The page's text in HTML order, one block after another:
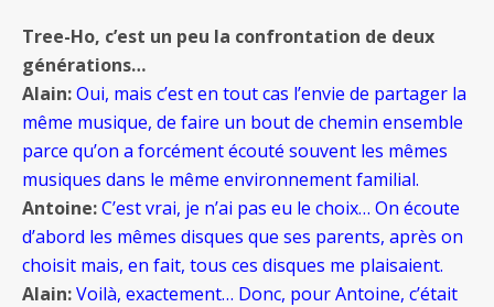
Tree-Ho, c’est un peu la confrontation de deux
générations…
Alain:Oui, mais c’est en tout cas l’envie de partager la
même musique, de faire un bout de chemin ensemble
parce qu’on a forcément écouté souvent les mêmes
musiques dans le même environnement familial.
Antoine:C’est vrai, je n’ai pas eu le choix… On écoute
d’abord les mêmes disques que ses parents, après on
choisit mais, en fait, tous ces disques me plaisaient.
Alain:Voilà, exactement… Donc, pour Antoine, c’était